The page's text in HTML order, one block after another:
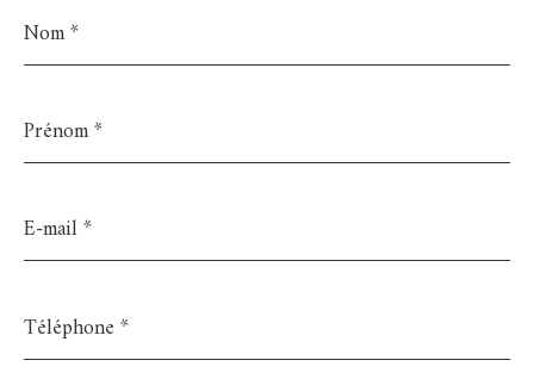
*
*
mail
*
*